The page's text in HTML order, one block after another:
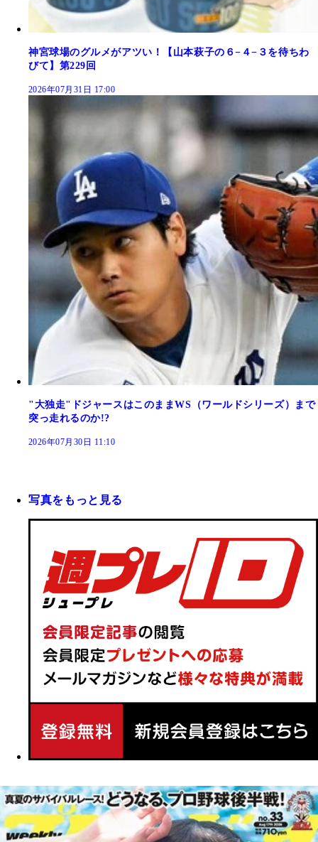
神宮球場のグルメがアツい！【山本萩子の６−４−３を待ちわ
びて】第229回
2026年07月31日 17:00
"大独走"ドジャースはこのままWS（ワールドシリーズ）まで
突っ走れるのか!?
2026年07月30日 11:10
写真をもっと見る